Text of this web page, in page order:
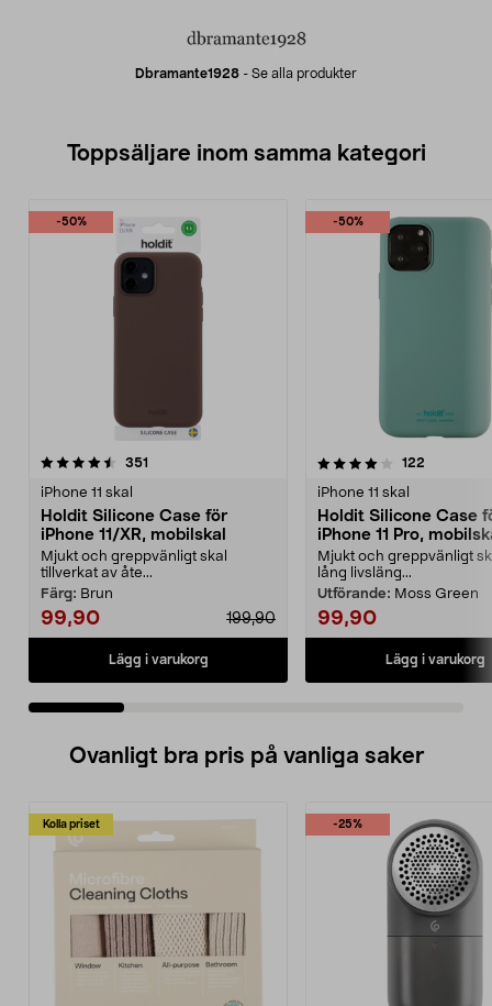
Dbramante1928 - Se alla produkter
Toppsäljare inom samma kategori
-50%
351
iPhone 11 skal
Holdit Silicone Case för
iPhone 11/XR, mobilskal
Mjukt och greppvänligt skal
tillverkat av åte...
Färg: Brun
99,90 199,90
Lägg i varukorg
-50%
4.0 av 5 stjärnor 122
iPhone 11 skal
Holdit Silicone Case
iPhone 11 Pro,
Mjukt och greppvänligt
lång livsläng...
Utförande: Moss Green
99,90
Lägg i varukorg
4.5 av 5 stjärnor
Ovanligt bra pris på vanliga saker
Kolla priset -25%